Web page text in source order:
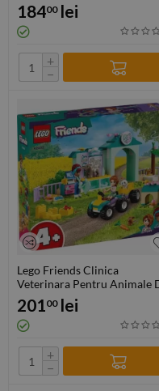
18400 lei
+
−
Lego Friends Clinica
Veterinara Pentru Animale
Ferma 42632
20100 lei
+
−